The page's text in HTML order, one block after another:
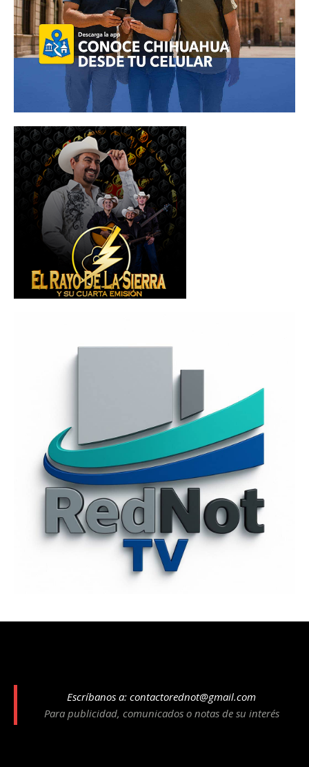
Escríbanos a: contactorednot@gmail.com
Para publicidad, comunicados o notas de su interés